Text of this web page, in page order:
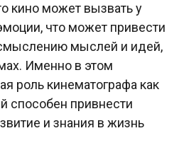
кино может вызвать у
что может привести
мыслей и идей,
Именно в этом
роль кинематографа как
способен привнести
и знания в жизнь